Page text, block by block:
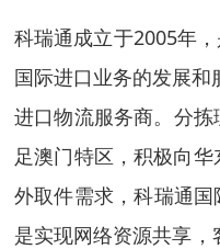
科瑞通成立于2005年
国际进口业务的发展
进口物流服务商。分
足澳门特区，积极向
外取件需求，科瑞通
是实现网络资源共享